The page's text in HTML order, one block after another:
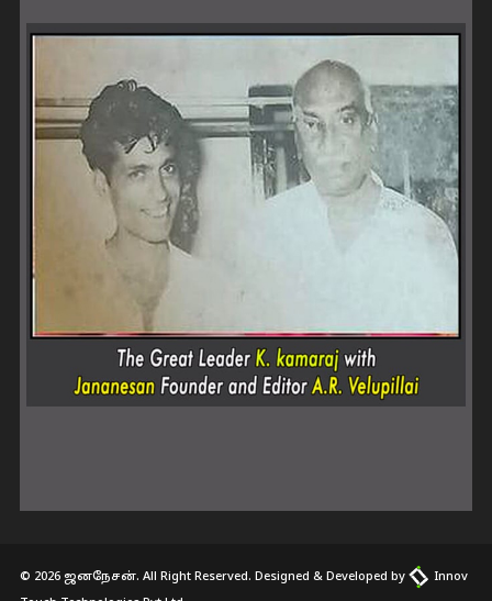
© 2026 ஜனநேசன். All Right Reserved. Designed & Developed by
Innov